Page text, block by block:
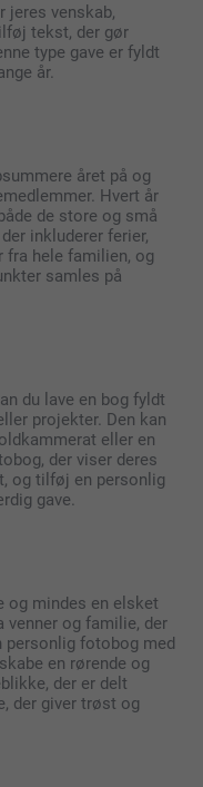
jeres venskab,
tekst, der gør
type gave er fyldt
år.
året på og
Hvert år
de store og små
inkluderer ferier,
fra hele familien, og
samles på
du lave en bog fyldt
projekter. Den kan
eller en
der viser deres
og tilføj en personlig
gave.
og mindes en elsket
venner og familie, der
personlig fotobog med
en rørende og
der er delt
der giver trøst og